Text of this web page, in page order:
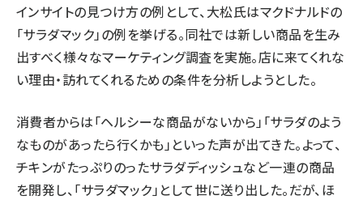
インサイトの見つけ方の例として、大松氏はマクドナルドの
「サラダマック」の例を挙げる。同社では新しい商品を生み
出すべく様々なマーケティング調査を実施。店に来てくれな
い理由・訪れてくれるための条件を分析しようとした。
消費者からは「ヘルシーな商品がないから」「サラダのよう
なものがあったら行くかも」といった声が出てきた。よって、
チキンがたっぷりのったサラダディッシュなど一連の商品
を開発し、「サラダマック」として世に送り出した。だが、ほ